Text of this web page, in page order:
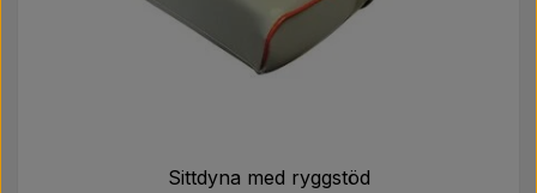
Sittdyna med ryggstöd